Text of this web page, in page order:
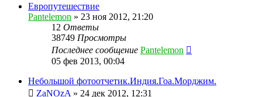
Европутешествие
Pantelemon » 23 ноя 2012, 21:20
12 Ответы
38749 Просмотры
Последнее сообщение Pantelemon
05 фев 2013, 00:04
Небольшой фотоотчетик.Индия.Гоа.Морджим.
ZaNOzA » 24 дек 2012, 12:31